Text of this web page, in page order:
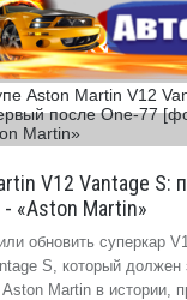
V12 Vantage S:
«Aston Martin»
обновить суперкар
S, который должен
Martin в истории,